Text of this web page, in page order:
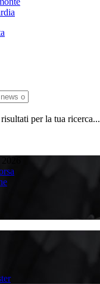
per la tua ricerca...